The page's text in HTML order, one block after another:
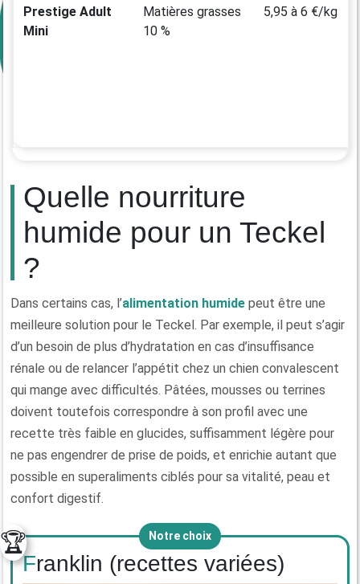
Prestige Adult
Mini
Matières grasses
10 %
5,95 à 6 €/kg
Quelle nourriture
humide pour un Teckel
?
Dans certains cas, l’alimentation humide peut être une
meilleure solution pour le Teckel. Par exemple, il peut s’agir
d’un besoin de plus d’hydratation en cas d’insuffisance
rénale ou de relancer l’appétit chez un chien convalescent
qui mange avec difficultés. Pâtées, mousses ou terrines
doivent toutefois correspondre à son profil avec une
recette très faible en glucides, suffisamment légère pour
ne pas engendrer de prise de poids, et enrichie autant que
possible en superaliments ciblés pour sa vitalité, peau et
confort digestif.
Notre choix
🏆
Franklin (recettes variées)